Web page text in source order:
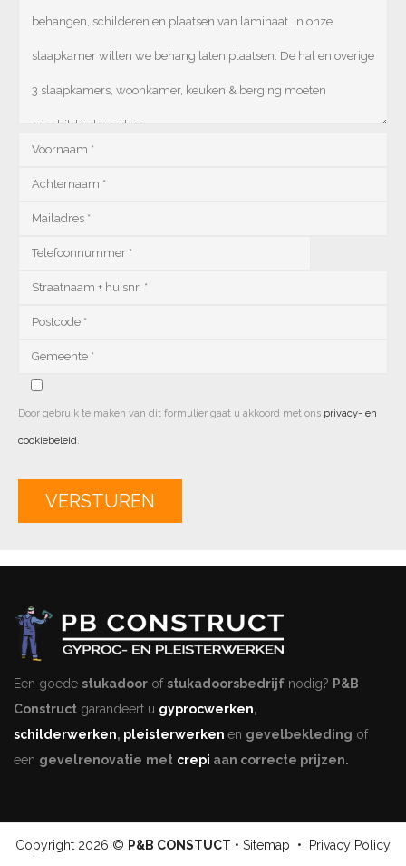
Door gebruik te maken van dit formulier gaat u akkoord met ons privacy- en
cookiebeleid.
Een goede stukadoor ofstukadoorsbedrijf nodig? P&B
Construct garandeert u gyprocwerken,
schilderwerken, pleisterwerken en gevelbekleding of
een gevelrenovatie met crepi aan correcte prijzen.
Copyright 2026 © P&B CONSTUCT • Sitemap • Privacy Policy